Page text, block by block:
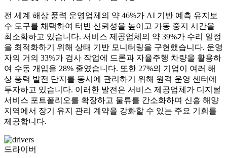
전 세계 해상 풍력 운영업체의 약 46%가 AI 기반 예측 유지보
수 도구를 채택하여 터빈 신뢰성을 높이고 가동 중지 시간을
최소화하고 있습니다. 서비스 제공업체의 약 39%가 수리 일정
을 최적화하기 위해 상태 기반 모니터링을 구현했습니다. 운영
자의 거의 33%가 검사 작업에 드론과 자율주행 차량을 활용하
여 수동 개입을 28% 줄였습니다. 또한 27%의 기업이 여러 해
상 풍력 발전 단지를 동시에 관리하기 위해 원격 운영 센터에
투자하고 있습니다. 이러한 발전은 서비스 제공업체가 디지털
서비스 포트폴리오를 확장하고 물류를 간소화하며 신흥 해양
지역에서 장기 유지 관리 계약을 강화할 수 있는 주요 기회를
제공합니다.
드라이버